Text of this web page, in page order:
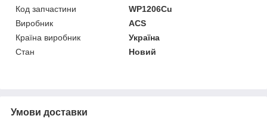
Код запчастини
WP1206Cu
Виробник
ACS
Країна виробник
Україна
Стан
Новий
Умови доставки